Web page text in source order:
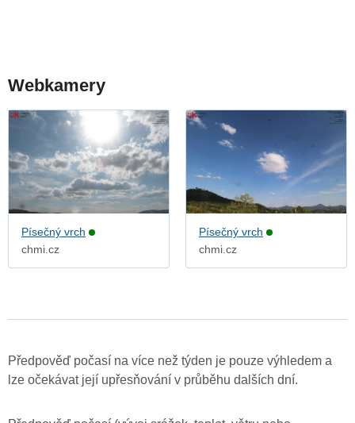
Webkamery
Písečný vrch
chmi.cz
Písečný vrch
chmi.cz
Předpověď počasí na více než týden je pouze výhledem a
lze očekávat její upřesňování v průběhu dalších dní.